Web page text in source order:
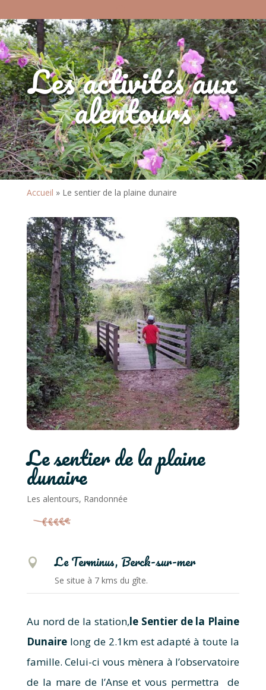
Les activités aux
alentours
Accueil » Le sentier de la plaine dunaire
Le sentier de la plaine
dunaire
Les alentours, Randonnée
 Le Terminus, Berck-sur-mer
Se situe à 7 kms du gîte.
Au nord de la station,le Sentier de la Plaine
Dunaire long de 2.1km est adapté à toute la
famille. Celui-ci vous mènera à l’observatoire
de la mare de l’Anse et vous permettra de